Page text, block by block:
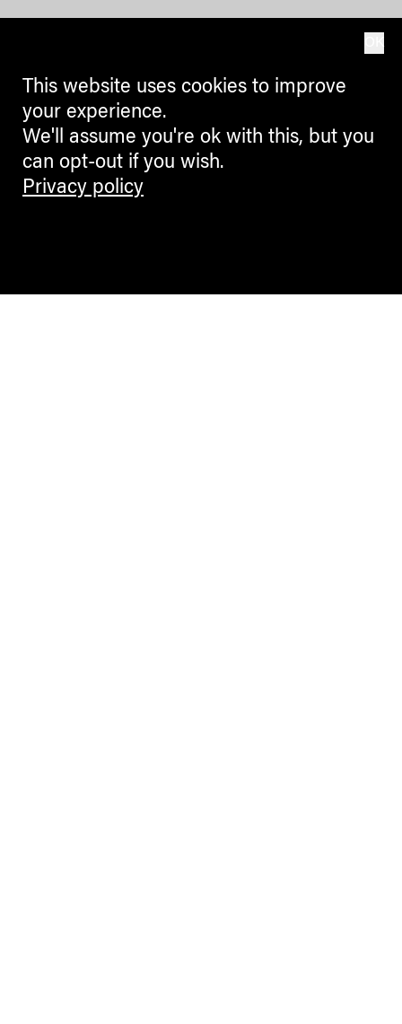
This website uses cookies to improve
your experience.
We'll assume you're ok with this, but you
can opt-out if you wish.
Privacy policy